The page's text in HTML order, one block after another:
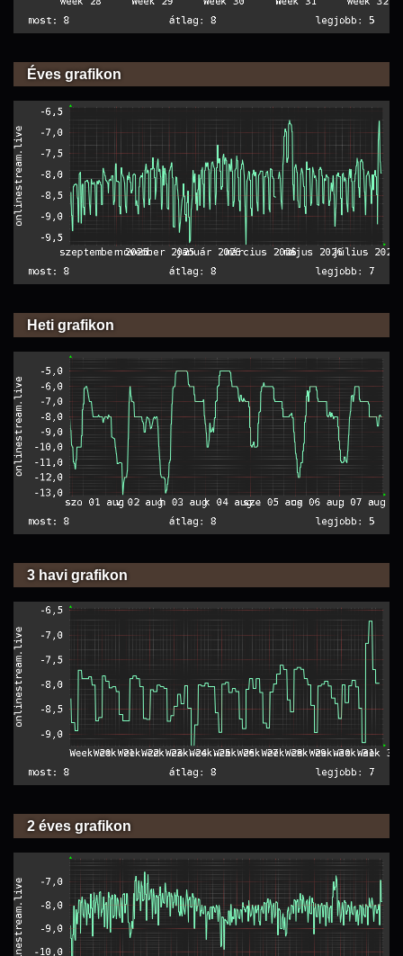
Éves grafikon
Heti grafikon
3 havi grafikon
2 éves grafikon